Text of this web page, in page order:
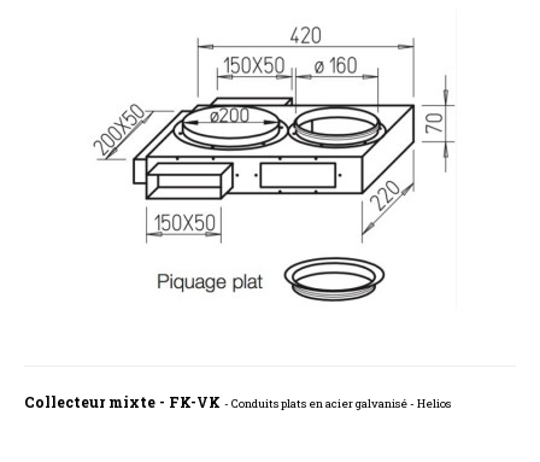
Collecteur mixte - FK-VK - Conduits plats en acier galvanisé - Helios